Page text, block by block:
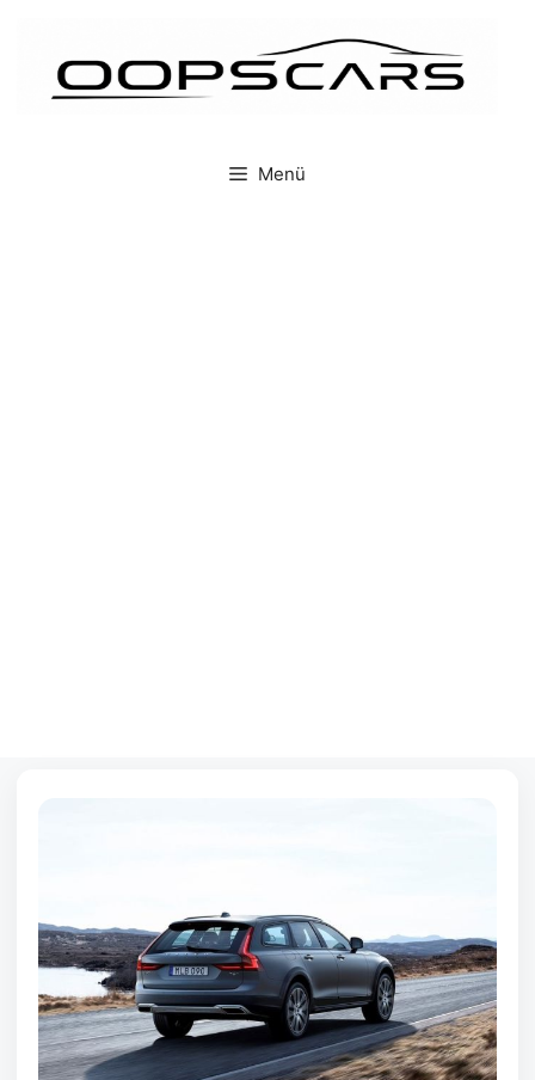
Menü